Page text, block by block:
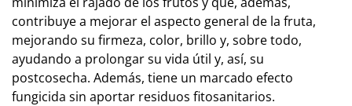
contribuye a mejorar el aspecto general de la fruta,
mejorando su firmeza, color, brillo y, sobre todo,
ayudando a prolongar su vida útil y, así, su
postcosecha. Además, tiene un marcado efecto
fungicida sin aportar residuos fitosanitarios.